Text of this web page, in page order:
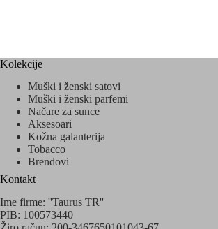
Kolekcije
Muški i ženski satovi
Muški i ženski parfemi
Načare za sunce
Aksesoari
Kožna galanterija
Tobacco
Brendovi
Kontakt
Ime firme: ''Taurus TR''
PIB: 100573440